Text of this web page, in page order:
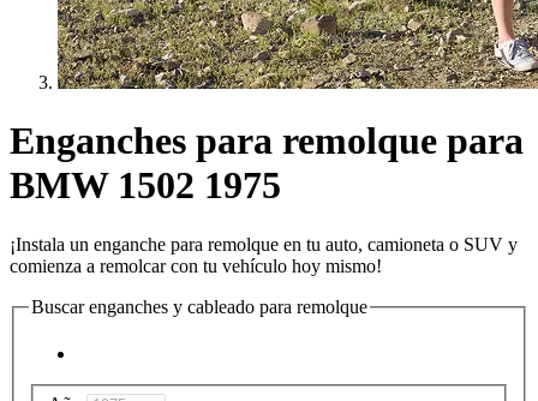
Enganches para remolque para
BMW 1502 1975
¡Instala un enganche para remolque en tu auto, camioneta o SUV y
comienza a remolcar con tu vehículo hoy mismo!
Buscar enganches y cableado para remolque